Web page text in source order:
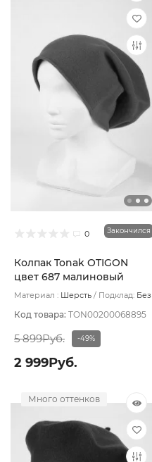
0 Закончился
Колпак Tonak OTIGON
цвет 687 малиновый
Материал : Шерсть Подклад: Без
Код товара: TON00200068895
5 899Руб. -49%
2 999Руб.
Много оттенков